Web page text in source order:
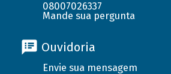
08007026337
Mande sua pergunta
Ouvidoria
Envie sua mensagem